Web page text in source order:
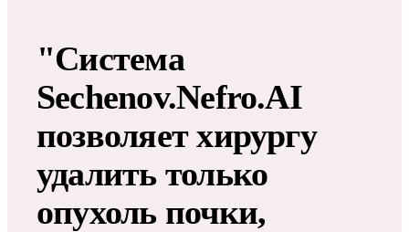
"Система
Sechenov.Nefro.AI
позволяет хирургу
удалить только
опухоль почки,